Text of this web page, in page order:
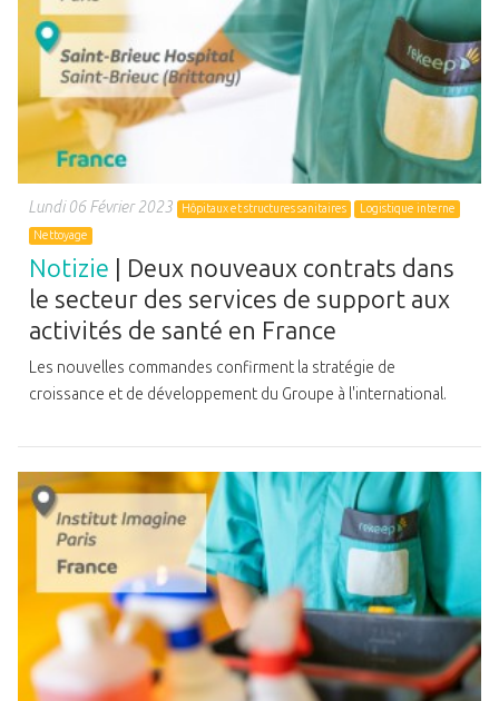
Lundi 06 Février 2023 Hôpitaux et structures sanitaires
Logistique interne
Nettoyage
Notizie | Deux nouveaux contrats dans
le secteur des services de support aux
activités de santé en France
Les nouvelles commandes confirment la stratégie de
croissance et de développement du Groupe à l'international.